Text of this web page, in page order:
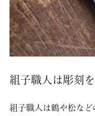
組子職人は彫刻
組子職人は鶴や松など